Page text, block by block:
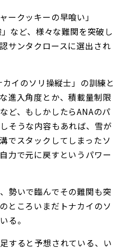
ークッキーの早喰い」
など、様々な難関を突破し
サンタクロースに選出され
イのソリ操縦士」の訓練と
進入角度とか、積載量制限
ど、もしかしたらANAのパ
そうな内容もあれば、雪が
でスタックしてしまったソ
力で元に戻すというパワー
勢いで臨んでその難関も突
ところいまだトナカイのソ
る。
すると予想されている、い